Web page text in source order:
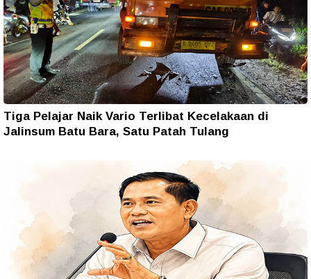
Tiga Pelajar Naik Vario Terlibat Kecelakaan di
Jalinsum Batu Bara, Satu Patah Tulang